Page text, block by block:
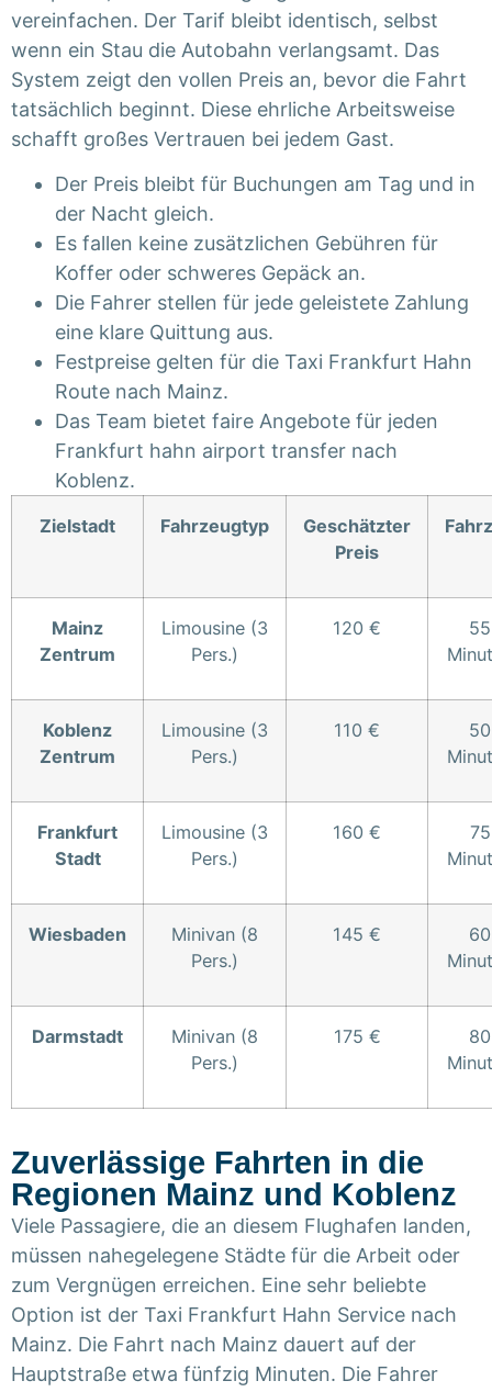
vereinfachen. Der Tarif bleibt identisch, selbst
wenn ein Stau die Autobahn verlangsamt. Das
System zeigt den vollen Preis an, bevor die Fahrt
tatsächlich beginnt. Diese ehrliche Arbeitsweise
schafft großes Vertrauen bei jedem Gast.
Der Preis bleibt für Buchungen am Tag und in
der Nacht gleich.
Es fallen keine zusätzlichen Gebühren für
Koffer oder schweres Gepäck an.
Die Fahrer stellen für jede geleistete Zahlung
eine klare Quittung aus.
Festpreise gelten für die Taxi Frankfurt Hahn
Route nach Mainz.
Das Team bietet faire Angebote für jeden
Frankfurt hahn airport transfer nach
Koblenz.
Zielstadt Fahrzeugtyp
Geschätzter
Preis
Mainz
Zentrum
Limousine (3
Pers.)
120 €
55
Koblenz
Zentrum
Limousine (3
Pers.)
110 €
50
Frankfurt
Stadt
Limousine (3
Pers.)
160 €
75
Wiesbaden
Minivan (8
Pers.)
145 €
60
Darmstadt
Minivan (8
Pers.)
175 €
80
Zuverlässige Fahrten in die
Regionen Mainz und Koblenz
Viele Passagiere, die an diesem Flughafen landen,
müssen nahegelegene Städte für die Arbeit oder
zum Vergnügen erreichen. Eine sehr beliebte
Option ist der Taxi Frankfurt Hahn Service nach
Mainz. Die Fahrt nach Mainz dauert auf der
Hauptstraße etwa fünfzig Minuten. Die Fahrer